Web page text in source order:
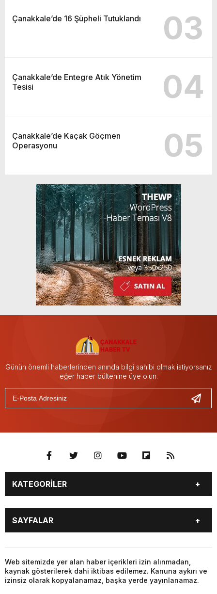
Çanakkale’de 16 Şüpheli Tutuklandı 03
Çanakkale’de Entegre Atık Yönetim
Tesisi
04
Çanakkale’de Kaçak Göçmen
Operasyonu
05
Günün önemli haberlerinden anında bilgi sahibi olmak istiyorsanız
eğer haber bültenine üye olun.
KATEGORİLER
GÜNDEM
SEKTÖR ÖZEL
DÜNYA
EKONOMİ
SPOR
SAYFALAR
DÜNYA
SİYASET
EKONOMİ
SPOR
Web sitemizde yer alan haber içerikleri izin alınmadan,
kaynak gösterilerek dahi iktibas edilemez. Kanuna aykırı ve
izinsiz olarak kopyalanamaz, başka yerde yayınlanamaz.